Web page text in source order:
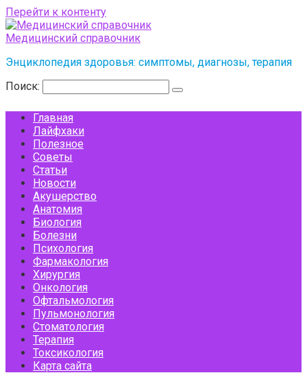
Перейти к контенту
Медицинский справочник
Энциклопедия здоровья: симптомы, диагнозы, терапия
Поиск:
Главная
Лайфхаки
Полезное
Советы
Статьи
Новости
Акушерство
Анатомия
Биология
Болезни
Психология
Фармакология
Хирургия
Онкология
Офтальмология
Пульмонология
Стоматология
Терапия
Токсикология
Карта сайта